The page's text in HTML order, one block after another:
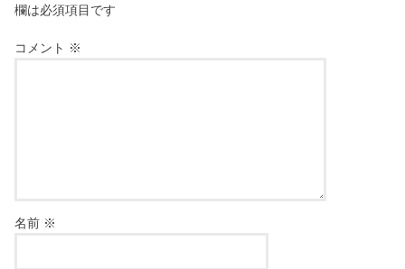
欄は必須項目です
コメント ※
名前 ※